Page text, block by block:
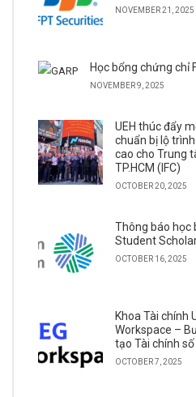
NOVEMBER 21, 2025
Học bổng chứng chỉ
NOVEMBER 9, 2025
UEH thúc đẩy
chuẩn bị lộ
cao cho Trung
TP.HCM (IFC)
OCTOBER 20, 2025
Thông báo học
Student
OCTOBER 16, 2025
Khoa Tài chính
Workspace –
tạo Tài chính
OCTOBER 7, 2025